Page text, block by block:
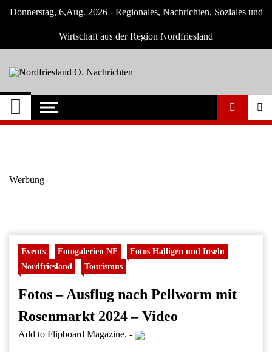
Skip
Donnerstag, 6,Aug. 2026 - Regionales, Nachrichten, Soziales und
Wirtschaft aus der Region Nordfriesland
Nordfriesland O.
Nachrichten
Nachrichten für Nordfriesland und Husum
Werbung
Events Fotogalerien NF
Fotos Halligen und Inseln
Nordfriesland
Tourismus
Fotos – Ausflug nach Pellworm mit
Rosenmarkt 2024 – Video
Add to Flipboard Magazine. -